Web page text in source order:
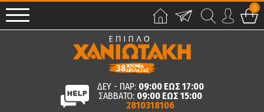
0
ΔΕΥ - ΠΑΡ: 09:00 ΕΩΣ 17:00
ΣΑΒΒΑΤΟ: 09:00 ΕΩΣ 15:00
2810318106